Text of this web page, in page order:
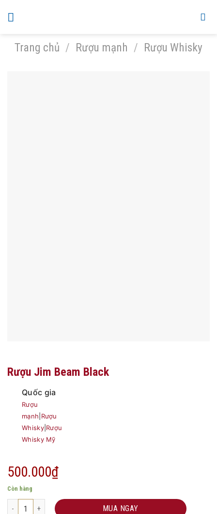
Trang chủ / Rượu mạnh / Rượu Whisky
Rượu Jim Beam Black
Quốc gia
Rượu
mạnh Rượu
Whisky| Rượu
Whisky Mỹ
500.000₫
Còn hàng
Rượu Jim Beam Black số lượng MUA NGAY